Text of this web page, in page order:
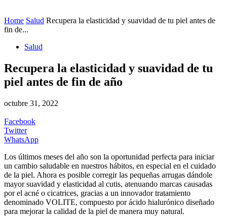
Home Salud Recupera la elasticidad y suavidad de tu piel antes de
fin de...
Salud
Recupera la elasticidad y suavidad de tu
piel antes de fin de año
octubre 31, 2022
Facebook
Twitter
WhatsApp
Los últimos meses del año son la oportunidad perfecta para iniciar
un cambio saludable en nuestros hábitos, en especial en el cuidado
de la piel. Ahora es posible corregir las pequeñas arrugas dándole
mayor suavidad y elasticidad al cutis, atenuando marcas causadas
por el acné o cicatrices, gracias a un innovador tratamiento
denominado VOLITE, compuesto por ácido hialurónico diseñado
para mejorar la calidad de la piel de manera muy natural.